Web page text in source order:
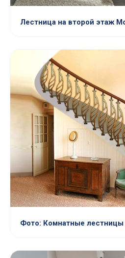
Лестница на второй этаж
Фото: Комнатные лестницы